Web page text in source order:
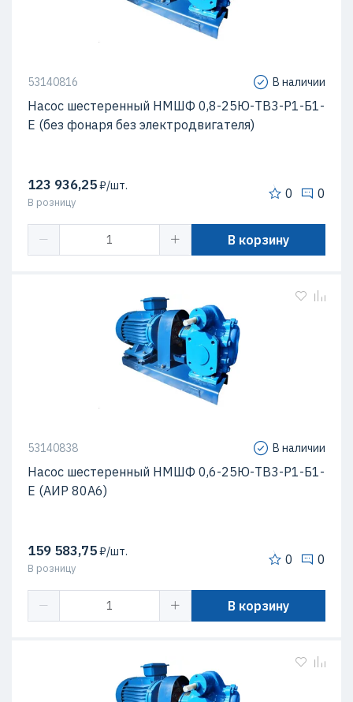
53140816 В наличии
Насос шестеренный НМШФ 0,8-25Ю-ТВ3-Р1-Б1-
Е (без фонаря без электродвигателя)
123 936,25₽/шт.
В розницу
0 0
В корзину
53140838 В наличии
Насос шестеренный НМШФ 0,6-25Ю-ТВ3-Р1-Б1-
Е (АИР 80А6)
159 583,75₽/шт.
В розницу
0 0
В корзину